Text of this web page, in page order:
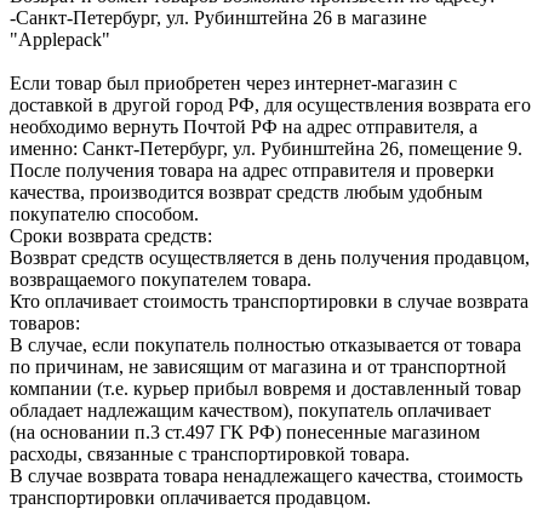
-Санкт-Петербург, ул. Рубинштейна 26 в магазине
"Applepack"
Если товар был приобретен через интернет-магазин с
доставкой в другой город РФ, для осуществления возврата его
необходимо вернуть Почтой РФ на адрес отправителя, а
именно: Санкт-Петербург, ул. Рубинштейна 26, помещение 9.
После получения товара на адрес отправителя и проверки
качества, производится возврат средств любым удобным
покупателю способом.
Сроки возврата средств:
Возврат средств осуществляется в день получения продавцом,
возвращаемого покупателем товара.
Кто оплачивает стоимость транспортировки в случае возврата
товаров:
В случае, если покупатель полностью отказывается от товара
по причинам, не зависящим от магазина и от транспортной
компании (т.е. курьер прибыл вовремя и доставленный товар
обладает надлежащим качеством), покупатель оплачивает
(на основании п.3 ст.497 ГК РФ) понесенные магазином
расходы, связанные с транспортировкой товара.
В случае возврата товара ненадлежащего качества, стоимость
транспортировки оплачивается продавцом.